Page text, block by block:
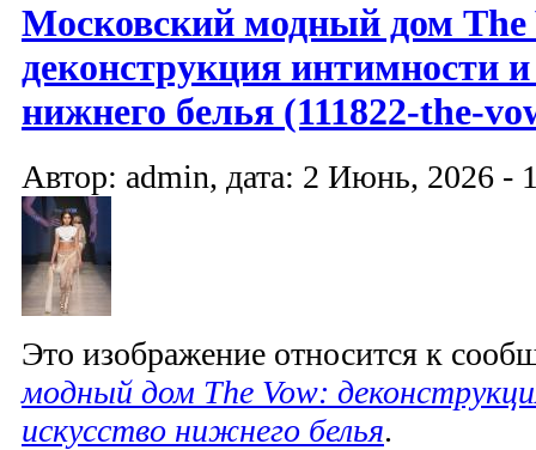
Московский модный дом The
деконструкция интимности и
нижнего белья (111822-the-
Автор: admin, дата: 2 Июнь, 2026 -
Это изображение относится к
модный дом The Vow:
искусство нижнего белья.